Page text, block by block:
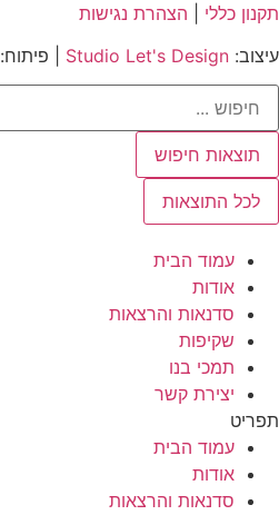
תקנון כללי
הצהרת נגישות
עיצוב: Studio Let's Design | פיתוח: ePlace
Search
תוצאות חיפוש
לכל התוצאות
עמוד הבית
אודות
סדנאות והרצאות
שקיפות
תמכי בנו
יצירת קשר
תפריט
עמוד הבית
אודות
סדנאות והרצאות